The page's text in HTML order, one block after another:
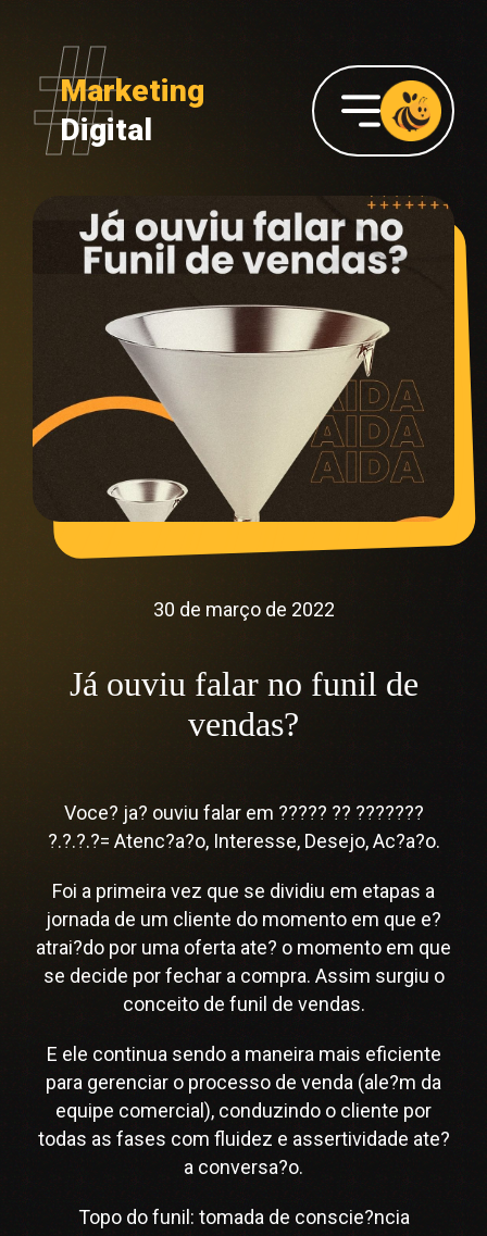
Marketing
Digital
30 de março de 2022
Já ouviu falar no funil de
vendas?
Voce? ja? ouviu falar em ????? ?? ???????
?.?.?.?= Atenc?a?o, Interesse, Desejo, Ac?a?o.
Foi a primeira vez que se dividiu em etapas a
jornada de um cliente do momento em que e?
atrai?do por uma oferta ate? o momento em que
se decide por fechar a compra. Assim surgiu o
conceito de funil de vendas.
E ele continua sendo a maneira mais eficiente
para gerenciar o processo de venda (ale?m da
equipe comercial), conduzindo o cliente por
todas as fases com fluidez e assertividade ate?
a conversa?o.
Topo do funil: tomada de conscie?ncia